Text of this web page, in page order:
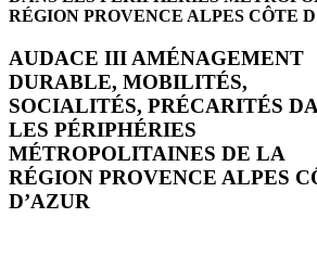
RÉGION PROVENCE ALPES CÔTE
AUDACE III AMÉNAGEMENT
DURABLE, MOBILITÉS,
SOCIALITÉS, PRÉCARITÉS
LES PÉRIPHÉRIES
MÉTROPOLITAINES DE LA
RÉGION PROVENCE ALPES
D’AZUR